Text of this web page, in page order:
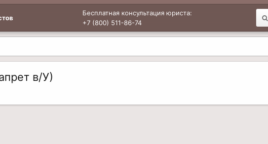
Бесплатная консультация юриста:
+7 (800) 511-86-74
в/У)